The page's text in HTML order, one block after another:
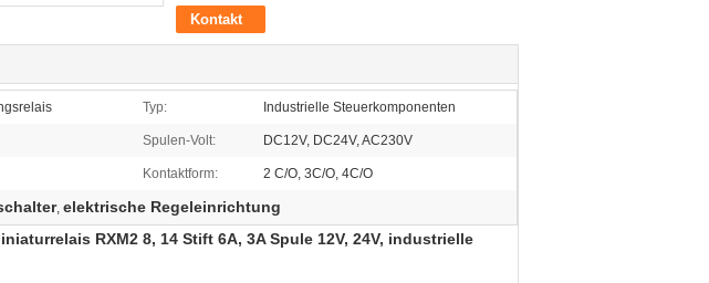
Kontakt
Typ: Industrielle Steuerkomponenten
Spulen-Volt: DC12V, DC24V, AC230V
Kontaktform: 2 C/O, 3C/O, 4C/O
, elektrische Regeleinrichtung
RXM2 8, 14 Stift 6A, 3A Spule 12V, 24V, industrielle